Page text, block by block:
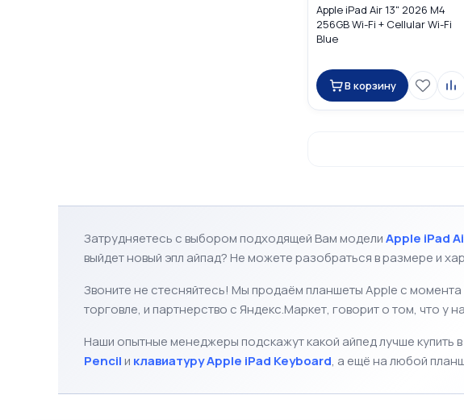
Apple iPad Air 13" 2026 M4
256GB Wi-Fi + Cellular Wi-Fi
Blue
В корзину
☆☆☆☆☆ 0
Apple iPad Air 13" 2025 256GB
В корзину